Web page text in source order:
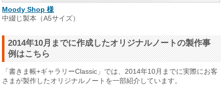
Moody Shop 様
中綴じ製本（A5サイズ）
2014年10月までに作成したオリジナルノートの製作事
例はこちら
「書きま帳+ギャラリーClassic」では、2014年10月までに実際にお客
さまが製作したオリジナルノートを一部紹介しています。